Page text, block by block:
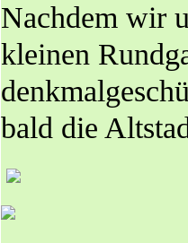
Nachdem wir
kleinen
bald die